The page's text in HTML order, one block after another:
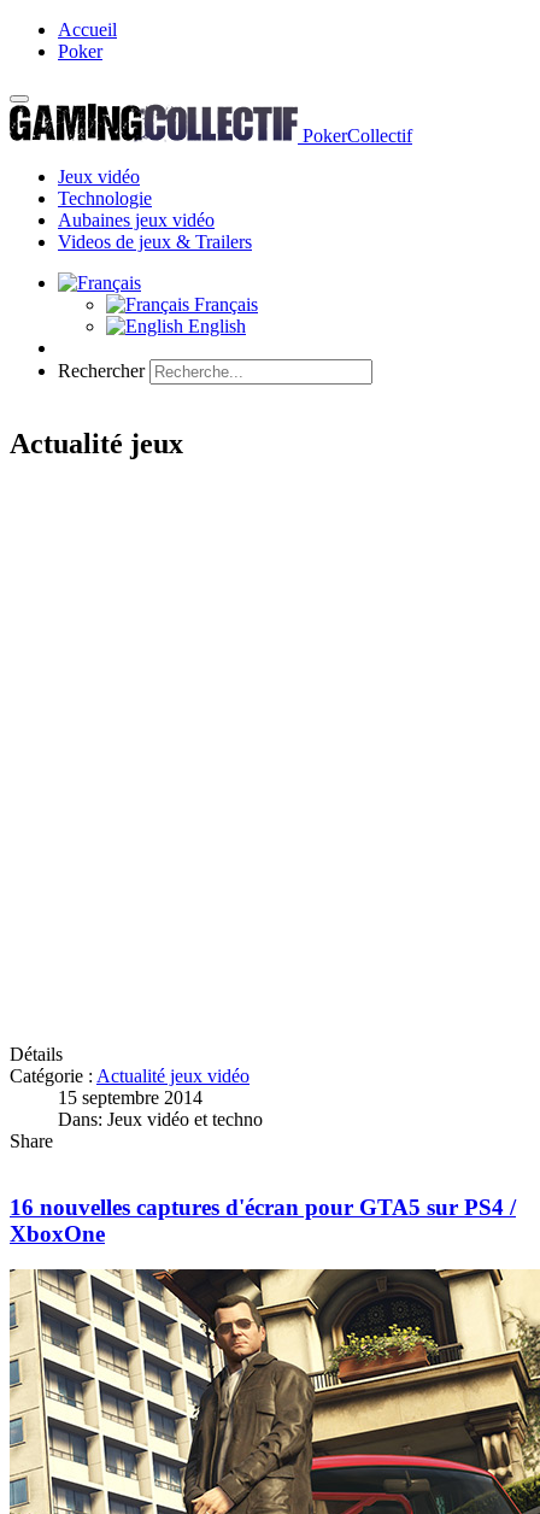
Accueil
Poker
PokerCollectif
Jeux vidéo
Technologie
Aubaines jeux vidéo
Videos de jeux & Trailers
Français
English
Rechercher
Actualité jeux
Détails
Catégorie : Actualité jeux vidéo
15 septembre 2014
Dans: Jeux vidéo et techno
Share
16 nouvelles captures d'écran pour GTA5 sur PS4 /
XboxOne